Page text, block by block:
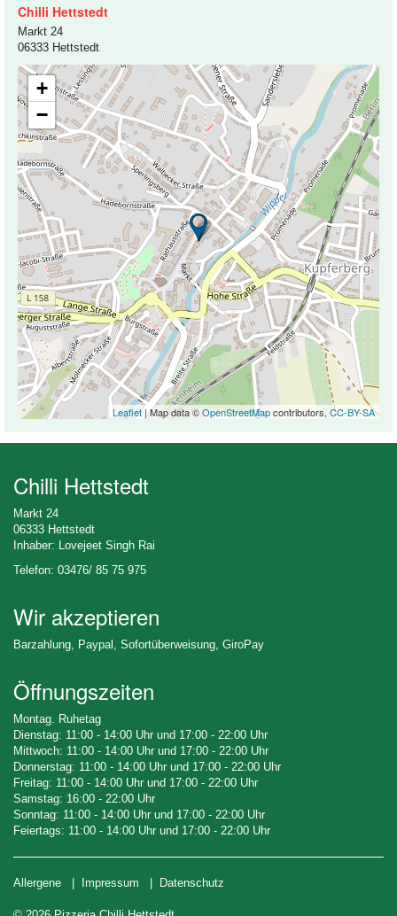
Chilli Hettstedt
Markt 24
06333 Hettstedt
+
−
Leaflet| Map data ©OpenStreetMapcontributors, CC-BY-SA
Chilli Hettstedt
Markt 24
06333 Hettstedt
Inhaber: Lovejeet Singh Rai
Telefon: 03476/ 85 75 975
Wir akzeptieren
Barzahlung, Paypal, Sofortüberweisung, GiroPay
Öffnungszeiten
Montag. Ruhetag
Dienstag: 11:00 - 14:00 Uhr und 17:00 - 22:00 Uhr
Mittwoch: 11:00 - 14:00 Uhr und 17:00 - 22:00 Uhr
Donnerstag: 11:00 - 14:00 Uhr und 17:00 - 22:00 Uhr
Freitag: 11:00 - 14:00 Uhr und 17:00 - 22:00 Uhr
Samstag: 16:00 - 22:00 Uhr
Sonntag: 11:00 - 14:00 Uhr und 17:00 - 22:00 Uhr
Feiertags: 11:00 - 14:00 Uhr und 17:00 - 22:00 Uhr
Allergene | Impressum | Datenschutz